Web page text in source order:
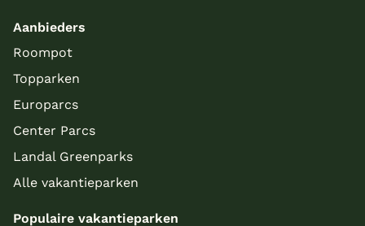
Aanbieders
Roompot
Topparken
Europarcs
Center Parcs
Landal Greenparks
Alle vakantieparken
Populaire vakantieparken